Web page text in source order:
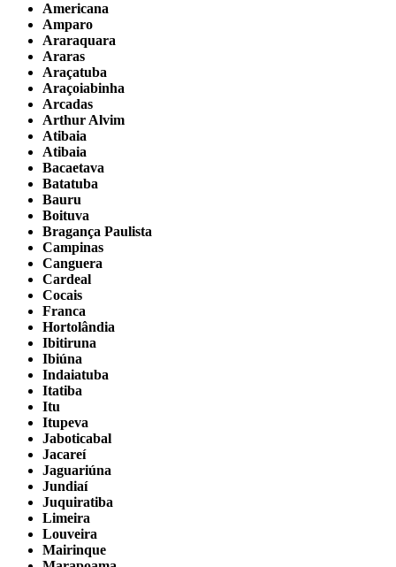
Americana
Amparo
Araraquara
Araras
Araçatuba
Araçoiabinha
Arcadas
Arthur Alvim
Atibaia
Atibaia
Bacaetava
Batatuba
Bauru
Boituva
Bragança Paulista
Campinas
Canguera
Cardeal
Cocais
Franca
Hortolândia
Ibitiruna
Ibiúna
Indaiatuba
Itatiba
Itu
Itupeva
Jaboticabal
Jacareí
Jaguariúna
Jundiaí
Juquiratiba
Limeira
Louveira
Mairinque